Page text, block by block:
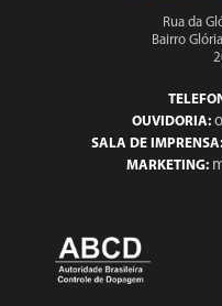
Rua da
Bairro
OUVIDORIA:
SALA DE IMPRENSA:
MARKETING: